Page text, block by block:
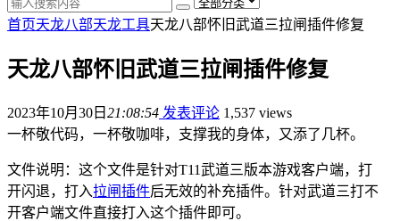
首页天龙八部天龙工具天龙八部怀旧武道三拉闸插件修复
天龙八部怀旧武道三拉闸插件修复
2023年10月30日 21:08:54 发表评论 1,537 views
一杯敬代码，一杯敬咖啡，支撑我的身体，又添了几杯。
文件说明：这个文件是针对T11武道三版本游戏客户端，打
开闪退，打入拉闸插件后无效的补充插件。针对武道三打不
开客户端文件直接打入这个插件即可。